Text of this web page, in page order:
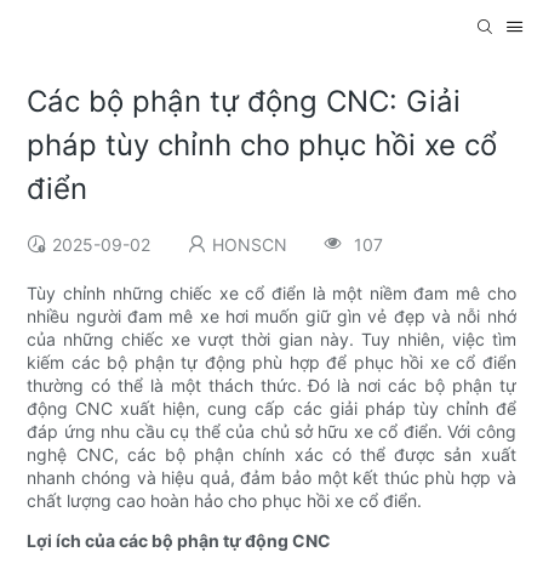
Các bộ phận tự động CNC: Giải
pháp tùy chỉnh cho phục hồi xe cổ
điển
2025-09-02 HONSCN 107
Tùy chỉnh những chiếc xe cổ điển là một niềm đam mê cho
nhiều người đam mê xe hơi muốn giữ gìn vẻ đẹp và nỗi nhớ
của những chiếc xe vượt thời gian này. Tuy nhiên, việc tìm
kiếm các bộ phận tự động phù hợp để phục hồi xe cổ điển
thường có thể là một thách thức. Đó là nơi các bộ phận tự
động CNC xuất hiện, cung cấp các giải pháp tùy chỉnh để
đáp ứng nhu cầu cụ thể của chủ sở hữu xe cổ điển. Với công
nghệ CNC, các bộ phận chính xác có thể được sản xuất
nhanh chóng và hiệu quả, đảm bảo một kết thúc phù hợp và
chất lượng cao hoàn hảo cho phục hồi xe cổ điển.
Lợi ích của các bộ phận tự động CNC